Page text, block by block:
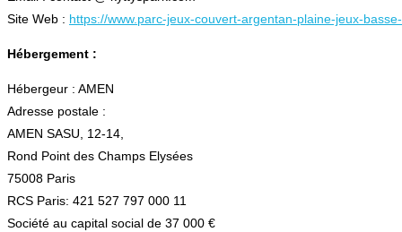
Site Web : https://www.parc-jeux-couvert-argentan-plaine-jeux-
Hébergement :
Hébergeur : AMEN
Adresse postale :
AMEN SASU, 12-14,
Rond Point des Champs Elysées
75008 Paris
RCS Paris: 421 527 797 000 11
Société au capital social de 37 000 €